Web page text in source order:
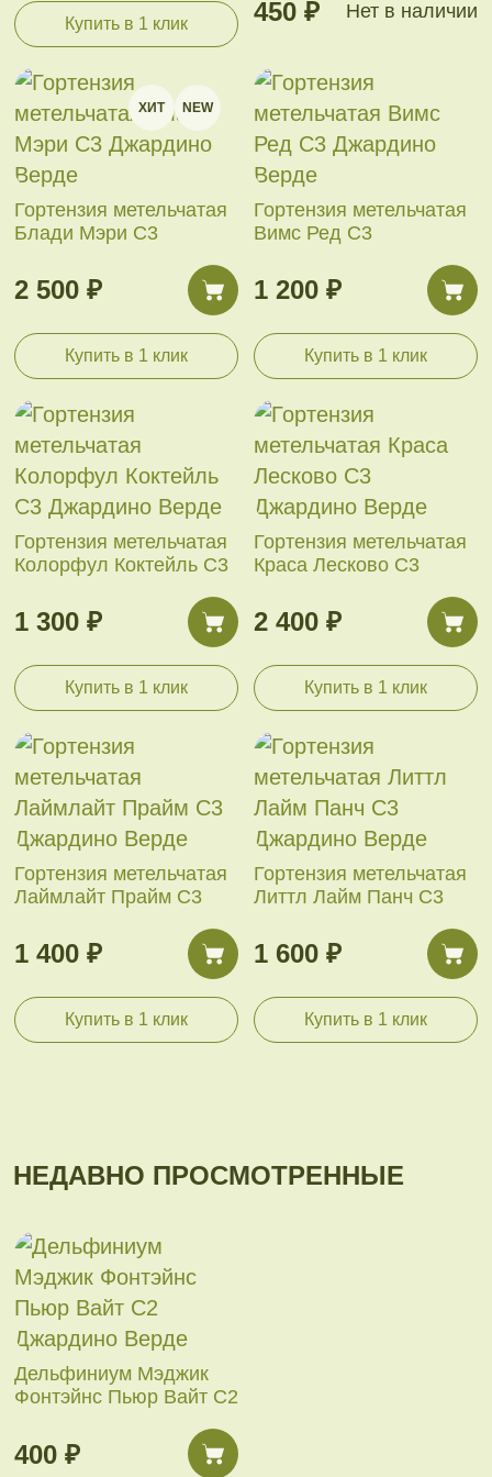
Купить в 1 клик 450 ₽ Нет в наличии
ХИТ NEW
Гортензия метельчатая
Блади Мэри С3
2 500 ₽
Купить в 1 клик
Гортензия метельчатая
Вимс Ред С3
1 200 ₽
Купить в 1 клик
Гортензия метельчатая
Колорфул Коктейль С3
1 300 ₽
Купить в 1 клик
Гортензия метельчатая
Краса Лесково С3
2 400 ₽
Купить в 1 клик
Гортензия метельчатая
Лаймлайт Прайм С3
1 400 ₽
Купить в 1 клик
Гортензия метельчатая
Литтл Лайм Панч С3
1 600 ₽
Купить в 1 клик
НЕДАВНО ПРОСМОТРЕННЫЕ
Дельфиниум Мэджик
Фонтэйнс Пьюр Вайт С2
400 ₽